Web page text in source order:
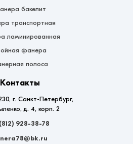
бакелит
транспортная
ламинированная
фанера
полоса
Контакты
г. Санкт-Петербург,
д. 4, корп. 2
928-38-78